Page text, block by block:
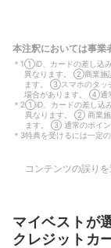
本注釈においては事業
＊ 1①iD、カードの差し込み
異なります。 ②商業施
ます。 ③スマホのタッ
場合があります。 ④通
＊ 2①iD、カードの差し込
異なります。 ② 商業施
ます。 ③ 通常のポイン
＊ 3特典を受けるには一定
コンテンツの誤り
マイベストが
クレジットカ